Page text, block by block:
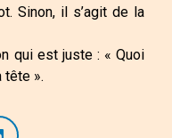
Sinon, il s’agit de la
qui est juste : « Quoi
tête ».